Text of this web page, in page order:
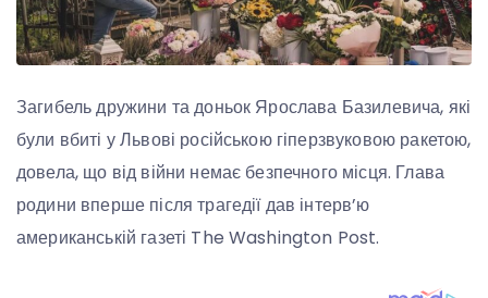
Загибель дружини та доньок Ярослава Базилевича, які
були вбиті у Львові російською гіперзвуковою ракетою,
довела, що від війни немає безпечного місця. Глава
родини вперше після трагедії дав інтерв’ю
американській газеті The Washington Post.